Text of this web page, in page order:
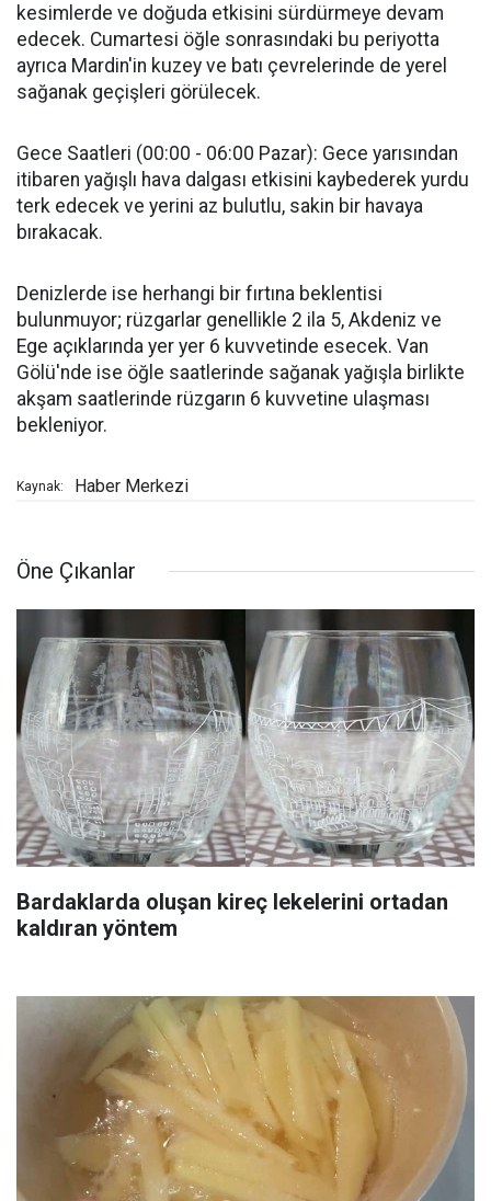
kesimlerde ve doğuda etkisini sürdürmeye devam
edecek. Cumartesi öğle sonrasındaki bu periyotta
ayrıca Mardin'in kuzey ve batı çevrelerinde de yerel
sağanak geçişleri görülecek.
Gece Saatleri (00:00 - 06:00 Pazar): Gece yarısından
itibaren yağışlı hava dalgası etkisini kaybederek yurdu
terk edecek ve yerini az bulutlu, sakin bir havaya
bırakacak.
Denizlerde ise herhangi bir fırtına beklentisi
bulunmuyor; rüzgarlar genellikle 2 ila 5, Akdeniz ve
Ege açıklarında yer yer 6 kuvvetinde esecek. Van
Gölü'nde ise öğle saatlerinde sağanak yağışla birlikte
akşam saatlerinde rüzgarın 6 kuvvetine ulaşması
bekleniyor.
Kaynak: Haber Merkezi
Öne Çıkanlar
Bardaklarda oluşan kireç lekelerini ortadan
kaldıran yöntem